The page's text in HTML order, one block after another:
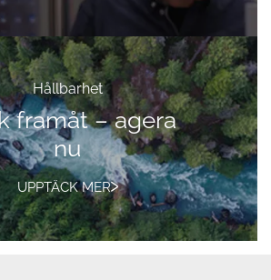
Hållbarhet
framåt – agera
nu
UPPTÄCK MER